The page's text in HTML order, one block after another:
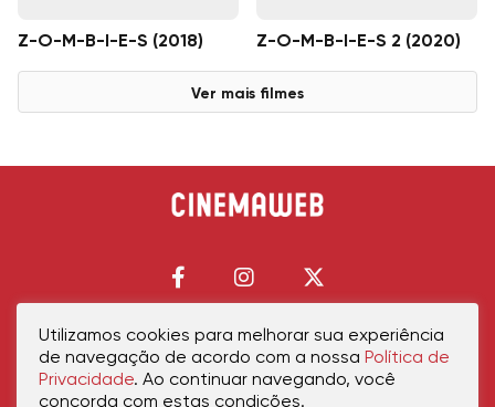
Z-O-M-B-I-E-S (2018) Z-O-M-B-I-E-S 2 (2020)
Ver mais filmes
Início Política de PrivacidadePolítica de CookiesContatoSobre Nós
Utilizamos cookies para melhorar sua experiência
de navegação de acordo com a nossa Política de
Privacidade. Ao continuar navegando, você
concorda com estas condições.